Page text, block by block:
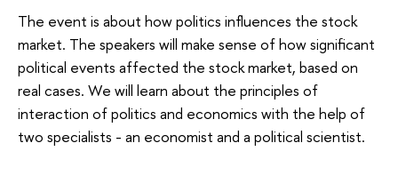
The event is about how politics influences the stock
market. The speakers will make sense of how significant
political events affected the stock market, based on
real cases. We will learn about the principles of
interaction of politics and economics with the help of
two specialists - an economist and a political scientist.